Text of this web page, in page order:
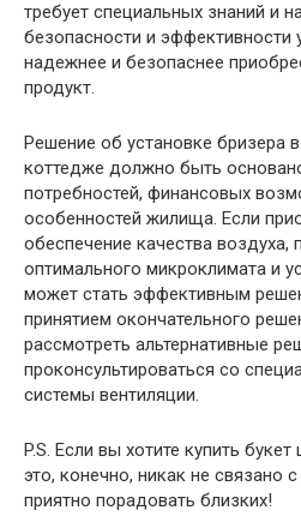
требует специальных знаний и
безопасности и эффективности
надежнее и безопаснее
продукт.
Решение об установке бризера
коттедже должно быть
потребностей, финансовых
особенностей жилища. Если
обеспечение качества воздуха,
оптимального микроклимата и
может стать эффективным
принятием окончательного
рассмотреть альтернативные
проконсультироваться со
системы вентиляции.
P.S. Если вы хотите купить
это, конечно, никак не связано
приятно порадовать близких!